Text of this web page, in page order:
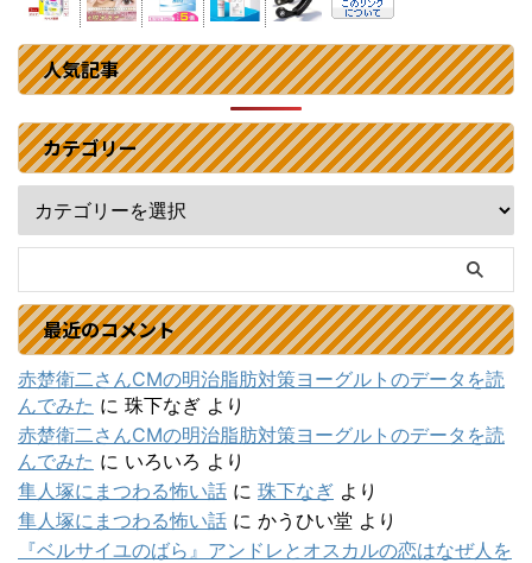
人気記事
カテゴリー
最近のコメント
赤楚衛二さんCMの明治脂肪対策ヨーグルトのデータを読
んでみた に 珠下なぎ より
赤楚衛二さんCMの明治脂肪対策ヨーグルトのデータを読
んでみた に いろいろ より
隼人塚にまつわる怖い話 に 珠下なぎ より
隼人塚にまつわる怖い話 に かうひい堂 より
『ベルサイユのばら』アンドレとオスカルの恋はなぜ人を